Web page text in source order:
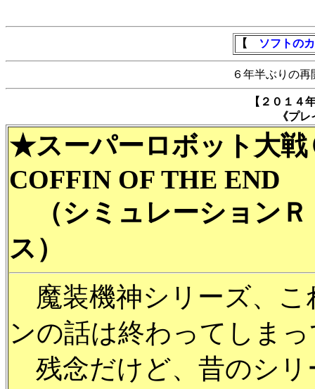
【 ソフトの
６年半ぶりの
【２０１４
《プ
★スーパーロボット大
COFFIN OF THE END
（シミュレーションＲ
ス）
魔装機神シリーズ、こ
ンの話は終わってしま
残念だけど、昔のシリ